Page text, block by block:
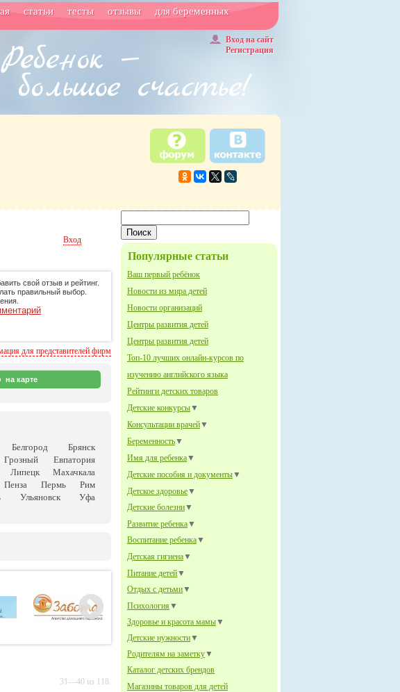
статьи тесты отзывы для беременных
Вход на сайт
Регистрация
Популярные статьи
Ваш первый ребёнок
Новости из мира детей
Новости организаций
Центры развития детей
Центры развития детей
Топ-10 лучших онлайн-курсов по
изучению английского языка
Рейтинги детских товаров
Детские конкурсы▼
Консультации врачей▼
Беременность▼
Имя для ребенка▼
Детские пособия и документы▼
Детское здоровье▼
Детские болезни▼
Развитие ребенка▼
Воспитание ребенка▼
Детская гигиена▼
Питание детей▼
Отдых с детьми▼
Психология ▼
Здоровье и красота мамы▼
Детские нужности▼
Родителям на заметку▼
Каталог детских брендов
Магазины товаров для детей
Вход
свой отзыв и рейтинг.
правильный выбор.
для представителей фирм
на карте
Белгород
Брянск
Грозный
Евпатория
Липецк
Махачкала
Пенза Пермь
Рим
Ульяновск
Уфа
31—40 из 118.